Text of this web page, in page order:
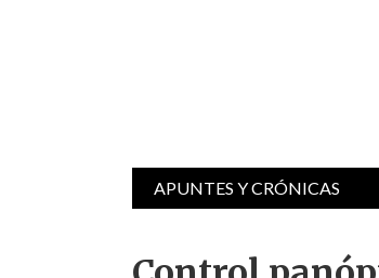
APUNTES Y CRÓNICAS